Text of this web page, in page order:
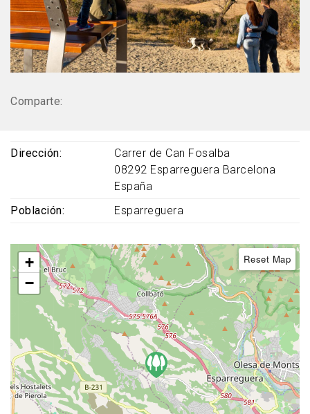
Comparte:
Dirección
Carrer de Can Fosalba
08292 Esparreguera Barcelona
España
Población
Esparreguera
+
−
Reset Map